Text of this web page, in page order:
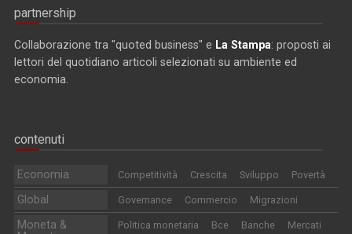
partnership
Collaborazione tra "quoted business" e La Stampa: proposti ai
lettori del quotidiano articoli selezionati su ambiente ed
economia.
contenuti
Economia Competitività Crescita Sviluppo Povertà
Global Governance Commercio Migrazioni
Moneta &
Politica monetaria Bce Banche Mercati